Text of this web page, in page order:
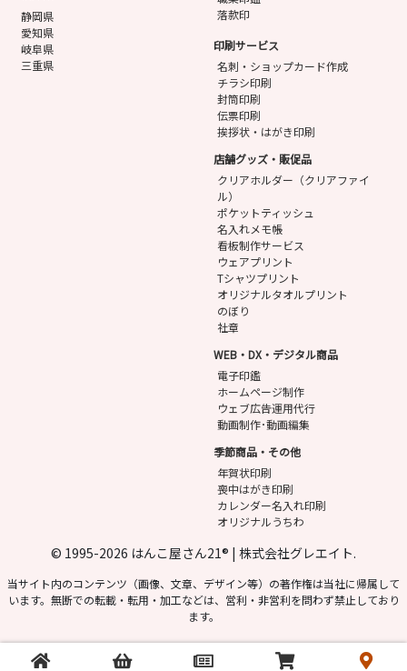
静岡県
愛知県
岐阜県
三重県
落款印
印刷サービス
名刺・ショップカード作成
チラシ印刷
封筒印刷
伝票印刷
挨拶状・はがき印刷
店舗グッズ・販促品
クリアホルダー（クリアファイ
ル）
ポケットティッシュ
名入れメモ帳
看板制作サービス
ウェアプリント
Tシャツプリント
オリジナルタオルプリント
のぼり
社章
WEB・DX・デジタル商品
電子印鑑
ホームページ制作
ウェブ広告運用代行
動画制作･動画編集
季節商品・その他
年賀状印刷
喪中はがき印刷
カレンダー名入れ印刷
オリジナルうちわ
© 1995-2026 はんこ屋さん21® | 株式会社グレエイト.
当サイト内のコンテンツ（画像、文章、デザイン等）の著作権は当社に帰属して
います。無断での転載・転用・加工などは、営利・非営利を問わず禁止しており
ます。